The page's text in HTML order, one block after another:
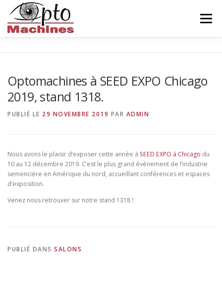
contenu
Menu
INDUSTRIE BALISEUR
Optomachines à SEED EXPO Chicago
2019, stand 1318.
PUBLIÉ LE 29 NOVEMBRE 2019 PAR ADMIN
Nous avons le plaisir d’exposer cette année à SEED EXPO à Chicago du
10 au 12 décembre 2019. C’est le plus grand évènement de l’industrie
semencière en Amérique du nord, accueillant conférences et espaces
d’exposition.
Venez nous retrouver sur notre stand 1318 !
PUBLIÉ DANS SALONS